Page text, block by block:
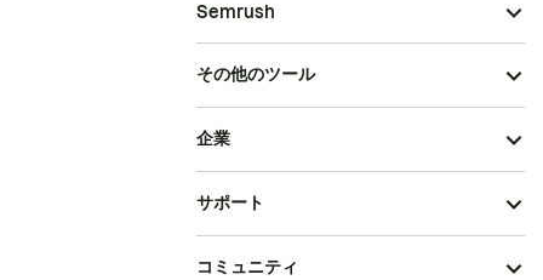
Semrush
その他のツール
企業
サポート
コミュニティ